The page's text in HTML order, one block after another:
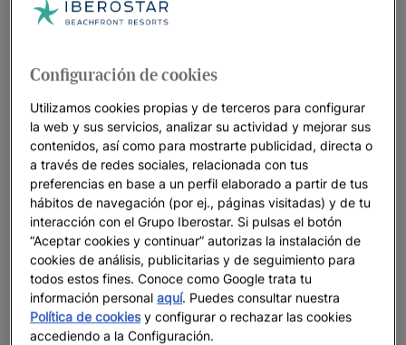
NOMBRE
APELLIDO
E-MAIL
PREFIJO
Configuración de cookies
Utilizamos cookies propias y de terceros para configurar
la web y sus servicios, analizar su actividad y mejorar sus
contenidos, así como para mostrarte publicidad, directa o
a través de redes sociales, relacionada con tus
preferencias en base a un perfil elaborado a partir de tus
hábitos de navegación (por ej., páginas visitadas) y de tu
interacción con el Grupo Iberostar. Si pulsas el botón
“Aceptar cookies y continuar” autorizas la instalación de
cookies de análisis, publicitarias y de seguimiento para
todos estos fines. Conoce como Google trata tu
información personalaquí. Puedes consultar nuestra
Política de cookiesy configurar o rechazar las cookies
accediendo a la Configuración.